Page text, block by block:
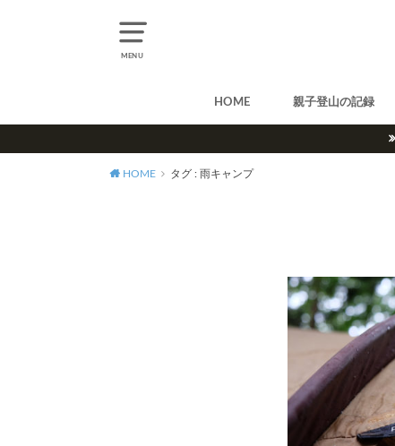
MENU
HOME 親子登山の記録
HOME タグ : 雨キャンプ